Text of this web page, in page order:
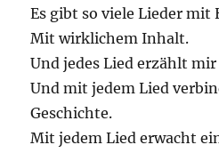
Es gibt so viele Lieder
Mit wirklichem Inhalt.
Und jedes Lied erzählt
Und mit jedem Lied
Geschichte.
Mit jedem Lied erwacht